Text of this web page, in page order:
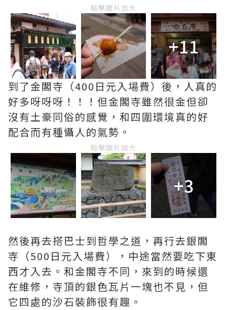
點擊圖片放大
+11
到了金閣寺（400日元入場費）後，人真的
好多呀呀呀！！！但金閣寺雖然很金但卻
沒有土豪同俗的感覺，和四圍環境真的好
配合而有種懾人的氣勢。
點擊圖片放大
+3
然後再去搭巴士到哲學之道，再行去銀閣
寺（500日元入場費），中途當然要吃下東
西才入去。和金閣寺不同，來到的時候還
在維修，寺頂的銀色瓦片一塊也不見，但
它四處的沙石裝飾很有趣。